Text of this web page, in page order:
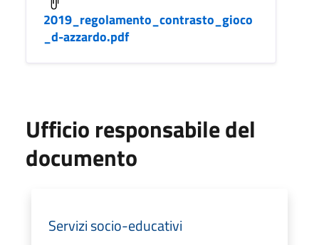
2019_regolamento_contrasto_gioco
_d-azzardo.pdf
Ufficio responsabile del
documento
Servizi socio-educativi